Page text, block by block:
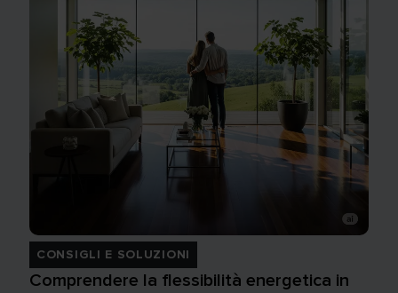
CONSIGLI E SOLUZIONI
Comprendere la flessibilità energetica in